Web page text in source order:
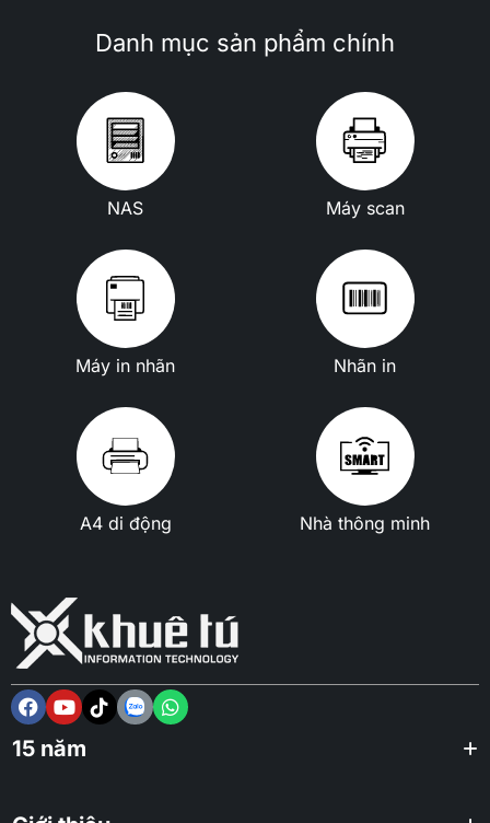
Danh mục sản phẩm chính
NAS Máy scan
Máy in nhãn Nhãn in
A4 di động Nhà thông minh
15 năm